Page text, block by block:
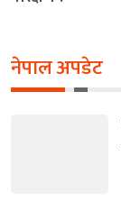
नेपाल अपडेट